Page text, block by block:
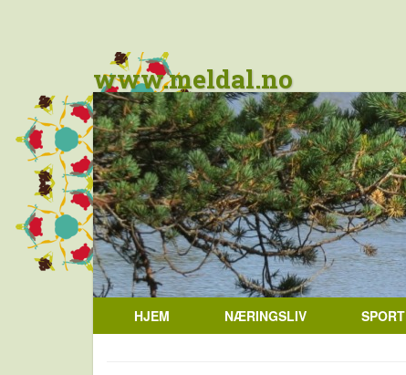
www.meldal.no
HJEM NÆRINGSLIV SPORT